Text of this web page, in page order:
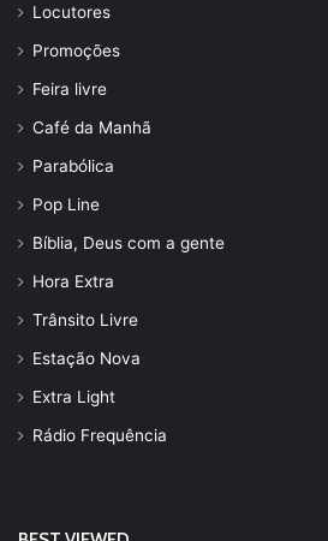
Locutores
Promoções
Feira livre
Café da Manhã
Parabólica
Pop Line
Bíblia, Deus com a gente
Hora Extra
Trânsito Livre
Estação Nova
Extra Light
Rádio Frequência